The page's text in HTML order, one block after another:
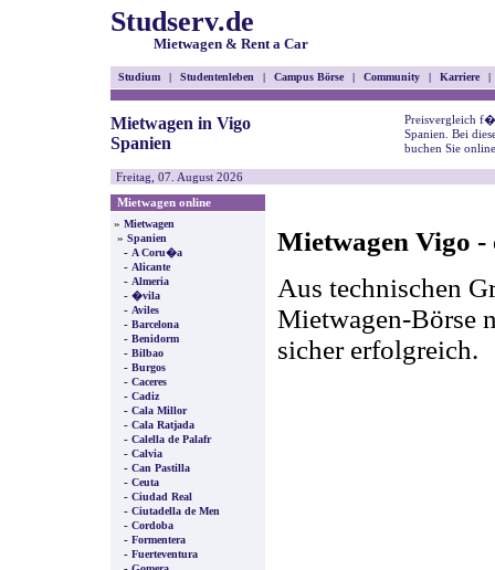
Studserv.de
Mietwagen & Rent a Car
Studium | Studentenleben | Campus Börse | Community | Karriere |
Mietwagen in Vigo
Spanien
Preisvergleich
Spanien. Bei
buchen Sie
Freitag, 07. August 2026
Mietwagen online
» Mietwagen
» Spanien
- A Coru�a
- Alicante
- Almeria
- �vila
- Aviles
- Barcelona
- Benidorm
- Bilbao
- Burgos
- Caceres
- Cadiz
- Cala Millor
- Cala Ratjada
- Calella de Palafr
- Calvia
- Can Pastilla
- Ceuta
- Ciudad Real
- Ciutadella de Men
- Cordoba
- Formentera
- Fuerteventura
Mietwagen Vigo -
Aus technischen
Mietwagen-Börse
sicher erfolgreich.